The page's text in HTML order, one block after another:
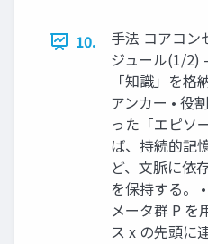
10.
手法 コアコ
ジュール(1/2)
「知識」を格
アンカー • 役
った「エピソ
ば、持続的記
ど、文脈に依
を保持する。
メータ群 P を
ス x の先頭に